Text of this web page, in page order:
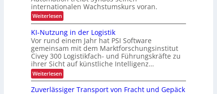
i
o
n
i
m
i
n
n
e
t
d
u
r
c
h
L
E
D
-
r
u
n
g
d
a
n
k
A
i
m
t
e
c
a
t
i
i
e
r
e
s
P
a
l
internationalen Wachstumskurs voran.
Weiterlesen:
A
s
b
a
u
d
e
r
U
S
KI-Nutzung in der Logistik
Vor rund einem Jahr hat PSI Software
gemeinsam mit dem Marktforschungsinstitut
Civey 300 Logistikfach- und Führungskräfte zu
ihrer Sicht auf künstliche Intelligenz…
Weiterlesen:
K
I
Zuverlässiger Transport von Fracht und Gepäck